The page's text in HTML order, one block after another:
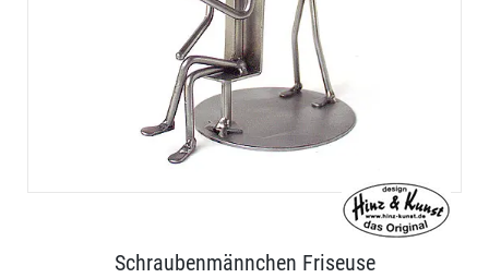
Schraubenmännchen Friseuse